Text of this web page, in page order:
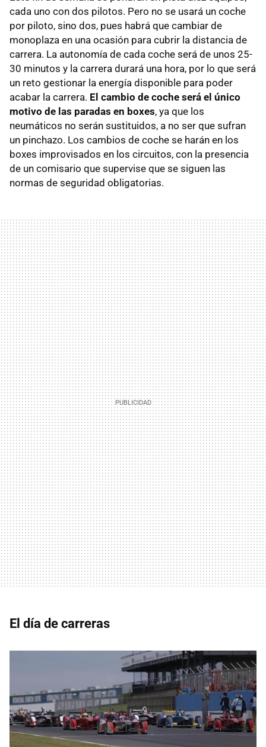
cada uno con dos pilotos. Pero no se usará un coche
por piloto, sino dos, pues habrá que cambiar de
monoplaza en una ocasión para cubrir la distancia de
carrera. La autonomía de cada coche será de unos 25-
30 minutos y la carrera durará una hora, por lo que será
un reto gestionar la energía disponible para poder
acabar la carrera. El cambio de coche será el único
motivo de las paradas en boxes, ya que los
neumáticos no serán sustituidos, a no ser que sufran
un pinchazo. Los cambios de coche se harán en los
boxes improvisados en los circuitos, con la presencia
de un comisario que supervise que se siguen las
normas de seguridad obligatorias.
El día de carreras